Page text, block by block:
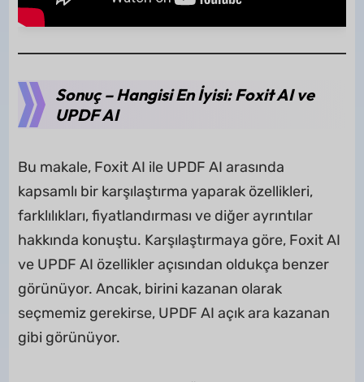
Sonuç – Hangisi En İyisi: Foxit AI ve
UPDF AI
Bu makale, Foxit AI ile UPDF AI arasında
kapsamlı bir karşılaştırma yaparak özellikleri,
farklılıkları, fiyatlandırması ve diğer ayrıntılar
hakkında konuştu. Karşılaştırmaya göre, Foxit AI
ve UPDF AI özellikler açısından oldukça benzer
görünüyor. Ancak, birini kazanan olarak
seçmemiz gerekirse, UPDF AI açık ara kazanan
gibi görünüyor.